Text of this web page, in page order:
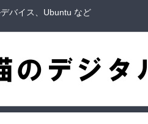
バイス、Ubuntu など